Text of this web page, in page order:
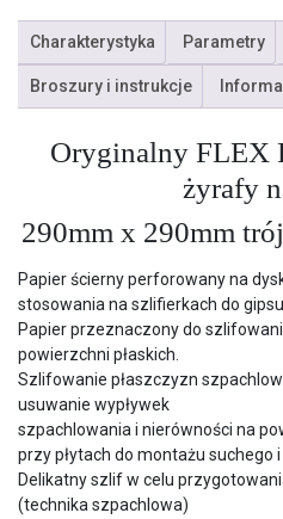
Charakterystyka Parametry
Broszury i instrukcje
Oryginalny FLEX
żyrafy
290mm x 290mm
Papier ścierny perforowany na
stosowania na szlifierkach do gipsu.
Papier przeznaczony do
powierzchni płaskich.
Szlifowanie płaszczyzn
usuwanie wypływek
szpachlowania i nierówności na
przy płytach do montażu suchego
Delikatny szlif w celu
(technika szpachlowa)